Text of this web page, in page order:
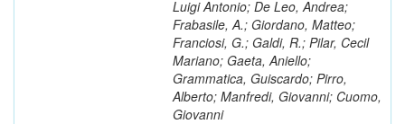
Luigi Antonio; De Leo, Andrea;
Frabasile, A.; Giordano, Matteo;
Franciosi, G.; Galdi, R.; Pilar, Cecil
Mariano; Gaeta, Aniello;
Grammatica, Guiscardo; Pirro,
Alberto; Manfredi, Giovanni; Cuomo,
Giovanni